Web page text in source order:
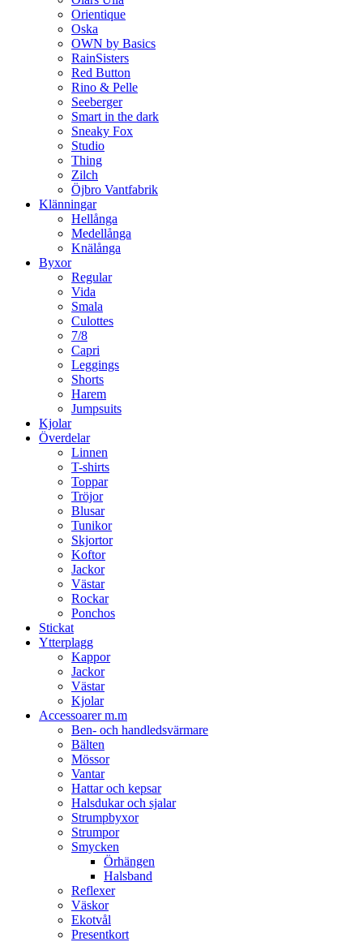
Orientique
Oska
OWN by Basics
RainSisters
Red Button
Rino & Pelle
Seeberger
Smart in the dark
Sneaky Fox
Studio
Thing
Zilch
Öjbro Vantfabrik
Klänningar
Hellånga
Medellånga
Knälånga
Byxor
Regular
Vida
Smala
Culottes
7/8
Capri
Leggings
Shorts
Harem
Jumpsuits
Kjolar
Överdelar
Linnen
T-shirts
Toppar
Tröjor
Blusar
Tunikor
Skjortor
Koftor
Jackor
Västar
Rockar
Ponchos
Stickat
Ytterplagg
Kappor
Jackor
Västar
Kjolar
Accessoarer m.m
Ben- och handledsvärmare
Bälten
Mössor
Vantar
Hattar och kepsar
Halsdukar och sjalar
Strumpbyxor
Strumpor
Smycken
Örhängen
Halsband
Reflexer
Väskor
Ekotvål
Presentkort